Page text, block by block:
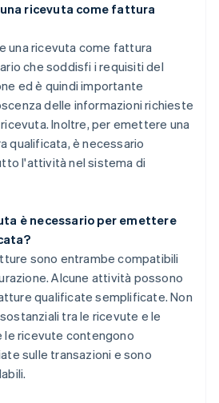
ricevuta come fattura
una ricevuta come fattura
che soddisfi i requisiti del
ed è quindi importante
delle informazioni richieste
Inoltre, per emettere una
qualificata, è necessario
l'attività nel sistema di
è necessario per emettere
sono entrambe compatibili
Alcune attività possono
qualificate semplificate. Non
tra le ricevute e le
le ricevute contengono
sulle transazioni e sono